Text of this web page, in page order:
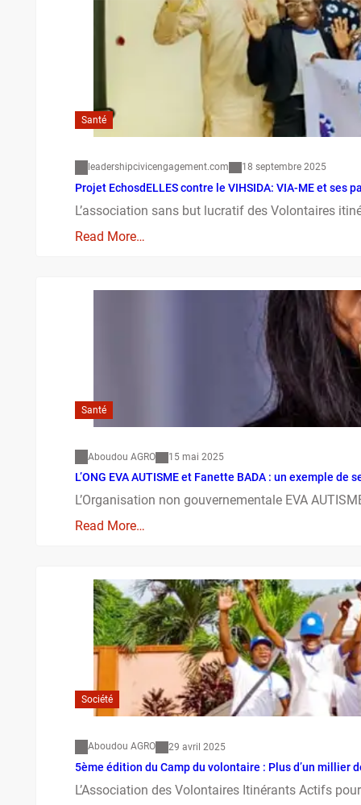
Santé
leadershipcivicengagement.com 18 septembre 2025
Projet EchosdELLES contre le VIHSIDA: VIA-ME et ses
L’association sans but lucratif des Volontaires
Read More…
Santé
Aboudou AGRO 15 mai 2025
L’ONG EVA AUTISME et Fanette BADA : un exemple de
L’Organisation non gouvernementale EVA
Read More…
Société
Aboudou AGRO 29 avril 2025
5ème édition du Camp du volontaire : Plus d’un
L’Association des Volontaires Itinérants Actifs